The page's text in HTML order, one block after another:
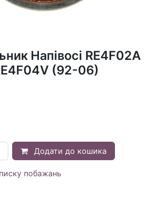
Напівосі RE4F02A
(92-06)
Додати до кошика
побажань